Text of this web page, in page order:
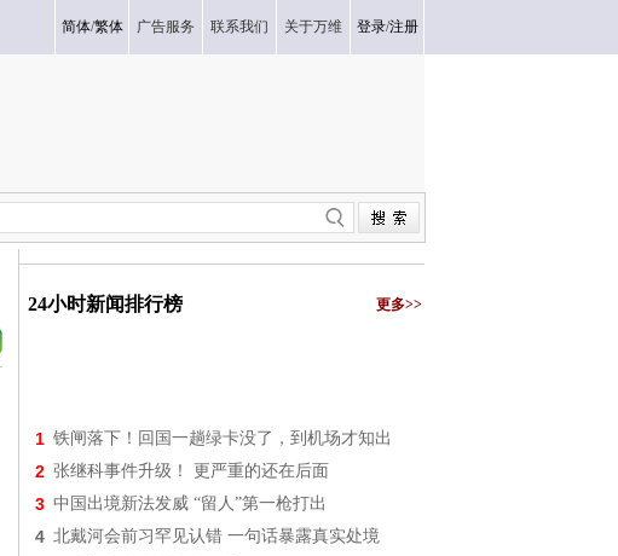
简体/繁体 广告服务 联系我们 关于万维 登录/注册
24小时新闻排行榜 更多>>
1 铁闸落下！回国一趟绿卡没了，到机场才知出
2 张继科事件升级！ 更严重的还在后面
3 中国出境新法发威 “留人”第一枪打出
4 北戴河会前习罕见认错 一句话暴露真实处境